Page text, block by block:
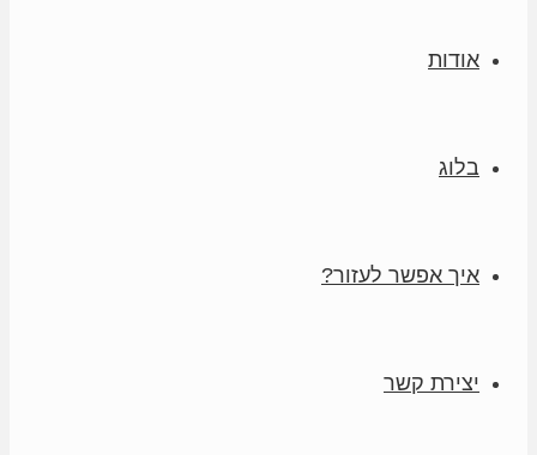
אודות
בלוג
איך אפשר לעזור?
יצירת קשר